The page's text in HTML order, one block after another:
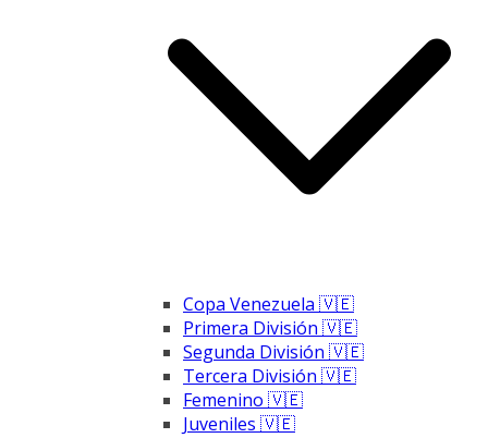
Copa Venezuela 🇻🇪
Primera División 🇻🇪
Segunda División 🇻🇪
Tercera División 🇻🇪
Femenino 🇻🇪
Juveniles 🇻🇪